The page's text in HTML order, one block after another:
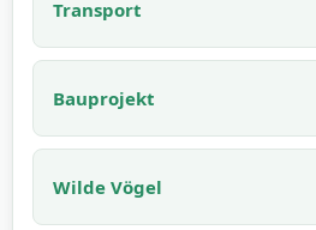
Transport
Bauprojekt
Wilde Vögel